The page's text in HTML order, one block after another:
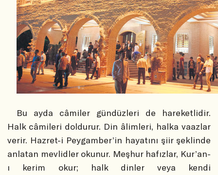
Bu ayda câmiler gündüzleri de hareketlidir.
Halk câmileri doldurur. Din âlimleri, halka vaazlar
verir. Hazret-i Peygamber’in hayatını şiir şeklinde
anlatan mevlidler okunur. Meşhur hafızlar, Kur’an-
ı kerim okur; halk dinler veya kendi